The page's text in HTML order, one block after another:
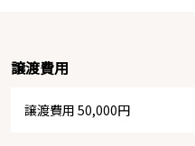
譲渡費用
譲渡費用 50,000円